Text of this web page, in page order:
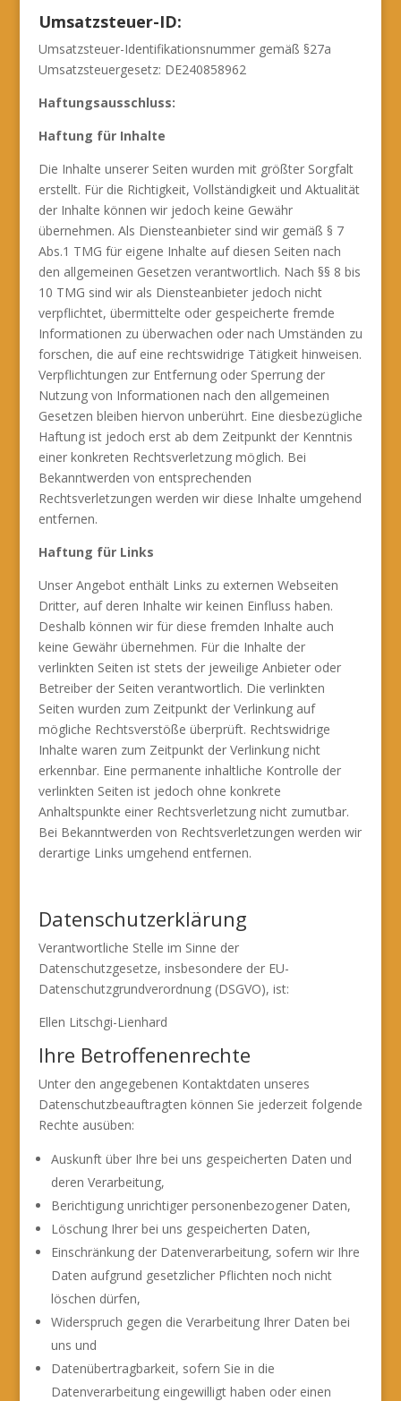
Umsatzsteuer-ID:
Umsatzsteuer-Identifikationsnummer gemäß §27a
Umsatzsteuergesetz: DE240858962
Haftungsausschluss:
Haftung für Inhalte
Die Inhalte unserer Seiten wurden mit größter Sorgfalt
erstellt. Für die Richtigkeit, Vollständigkeit und Aktualität
der Inhalte können wir jedoch keine Gewähr
übernehmen. Als Diensteanbieter sind wir gemäß § 7
Abs.1 TMG für eigene Inhalte auf diesen Seiten nach
den allgemeinen Gesetzen verantwortlich. Nach §§ 8 bis
10 TMG sind wir als Diensteanbieter jedoch nicht
verpflichtet, übermittelte oder gespeicherte fremde
Informationen zu überwachen oder nach Umständen zu
forschen, die auf eine rechtswidrige Tätigkeit hinweisen.
Verpflichtungen zur Entfernung oder Sperrung der
Nutzung von Informationen nach den allgemeinen
Gesetzen bleiben hiervon unberührt. Eine diesbezügliche
Haftung ist jedoch erst ab dem Zeitpunkt der Kenntnis
einer konkreten Rechtsverletzung möglich. Bei
Bekanntwerden von entsprechenden
Rechtsverletzungen werden wir diese Inhalte umgehend
entfernen.
Haftung für Links
Unser Angebot enthält Links zu externen Webseiten
Dritter, auf deren Inhalte wir keinen Einfluss haben.
Deshalb können wir für diese fremden Inhalte auch
keine Gewähr übernehmen. Für die Inhalte der
verlinkten Seiten ist stets der jeweilige Anbieter oder
Betreiber der Seiten verantwortlich. Die verlinkten
Seiten wurden zum Zeitpunkt der Verlinkung auf
mögliche Rechtsverstöße überprüft. Rechtswidrige
Inhalte waren zum Zeitpunkt der Verlinkung nicht
erkennbar. Eine permanente inhaltliche Kontrolle der
verlinkten Seiten ist jedoch ohne konkrete
Anhaltspunkte einer Rechtsverletzung nicht zumutbar.
Bei Bekanntwerden von Rechtsverletzungen werden wir
derartige Links umgehend entfernen.
Datenschutzerklärung
Verantwortliche Stelle im Sinne der
Datenschutzgesetze, insbesondere der EU-
Datenschutzgrundverordnung (DSGVO), ist:
Ellen Litschgi-Lienhard
Ihre Betroffenenrechte
Unter den angegebenen Kontaktdaten unseres
Datenschutzbeauftragten können Sie jederzeit folgende
Rechte ausüben:
Auskunft über Ihre bei uns gespeicherten Daten und
deren Verarbeitung,
Berichtigung unrichtiger personenbezogener Daten,
Löschung Ihrer bei uns gespeicherten Daten,
Einschränkung der Datenverarbeitung, sofern wir Ihre
Daten aufgrund gesetzlicher Pflichten noch nicht
löschen dürfen,
Widerspruch gegen die Verarbeitung Ihrer Daten bei
uns und
Datenübertragbarkeit, sofern Sie in die
Datenverarbeitung eingewilligt haben oder einen